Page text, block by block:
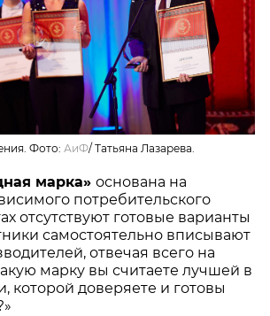
Фото:АиФ/Татьяна Лазарева.
марка»основана на
потребительского
отсутствуют готовые варианты
самостоятельно вписывают
отвечая всего на
марку вы считаете лучшей в
которой доверяете и готовы